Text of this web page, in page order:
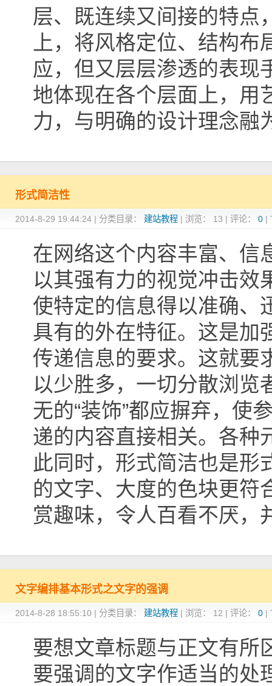
层、既连续又间接的特点
上，将风格定位、结构
应，但又层层渗透的表现
地体现在各个层面上，用
力，与明确的设计理念融
形式简洁性
2014-8-29 19:44:24 | 分类目录： 建站教程 | 浏览： 13 | 评论： 0 |
在网络这个内容丰富、信
以其强有力的视觉冲击效
使特定的信息得以准确、
具有的外在特征。这是加
传递信息的要求。这就要
以少胜多，一切分散浏览
无的“装饰”都应摒弃，使
递的内容直接相关。各种
此同时，形式简洁也是形
的文字、大度的色块更符
赏趣味，令人百看不厌，
文字编排基本形式之文字的强调
2014-8-28 18:55:10 | 分类目录： 建站教程 | 浏览： 12 | 评论： 0 |
要想文章标题与正文有所
要强调的文字作适当的处